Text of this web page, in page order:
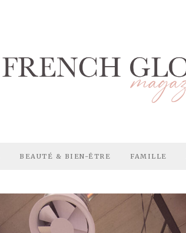
BEAUTÉ & BIEN-ÊTRE FAMILLE